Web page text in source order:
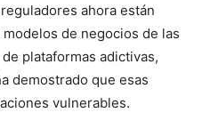
ahora están
de negocios de las
plataformas adictivas,
demostrado que esas
vulnerables.